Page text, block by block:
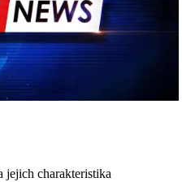
jejich charakteristika